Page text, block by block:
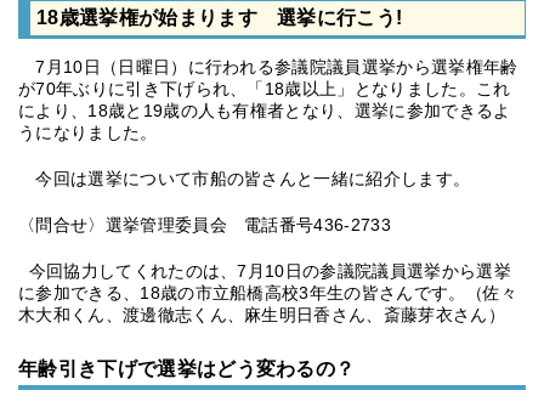
18歳選挙権が始まります 選挙に行こう!
7月10日（日曜日）に行われる参議院議員選挙から選挙権年齢
が70年ぶりに引き下げられ、「18歳以上」となりました。これ
により、18歳と19歳の人も有権者となり、選挙に参加できるよ
うになりました。
今回は選挙について市船の皆さんと一緒に紹介します。
〈問合せ〉選挙管理委員会 電話番号436-2733
今回協力してくれたのは、7月10日の参議院議員選挙から選挙
に参加できる、18歳の市立船橋高校3年生の皆さんです。（佐々
木大和くん、渡邊徹志くん、麻生明日香さん、斎藤芽衣さん）
年齢引き下げで選挙はどう変わるの？